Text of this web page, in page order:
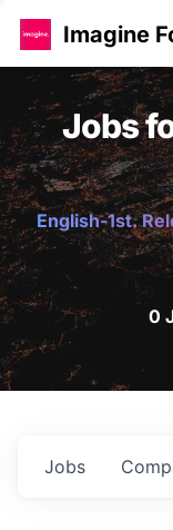
Imagine
Jobs
English-1st.
0
Jobs